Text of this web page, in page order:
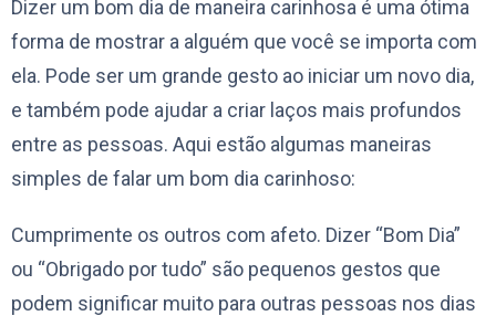
Dizer um bom dia de maneira carinhosa é uma ótima
forma de mostrar a alguém que você se importa com
ela. Pode ser um grande gesto ao iniciar um novo dia,
e também pode ajudar a criar laços mais profundos
entre as pessoas. Aqui estão algumas maneiras
simples de falar um bom dia carinhoso:
Cumprimente os outros com afeto. Dizer “Bom Dia”
ou “Obrigado por tudo” são pequenos gestos que
podem significar muito para outras pessoas nos dias